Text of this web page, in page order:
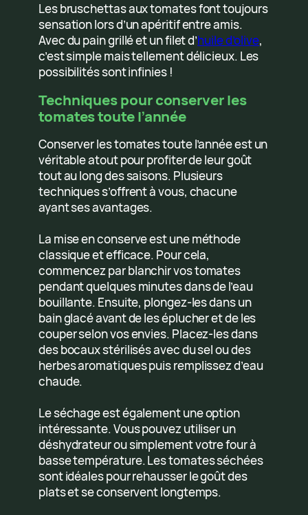
Les bruschettas aux tomates font toujours
sensation lors d’un apéritif entre amis.
Avec du pain grillé et un filet d’huile d’olive,
c’est simple mais tellement délicieux. Les
possibilités sont infinies !
Techniques pour conserver les
tomates toute l’année
Conserver les tomates toute l’année est un
véritable atout pour profiter de leur goût
tout au long des saisons. Plusieurs
techniques s’offrent à vous, chacune
ayant ses avantages.
La mise en conserve est une méthode
classique et efficace. Pour cela,
commencez par blanchir vos tomates
pendant quelques minutes dans de l’eau
bouillante. Ensuite, plongez-les dans un
bain glacé avant de les éplucher et de les
couper selon vos envies. Placez-les dans
des bocaux stérilisés avec du sel ou des
herbes aromatiques puis remplissez d’eau
chaude.
Le séchage est également une option
intéressante. Vous pouvez utiliser un
déshydrateur ou simplement votre four à
basse température. Les tomates séchées
sont idéales pour rehausser le goût des
plats et se conservent longtemps.